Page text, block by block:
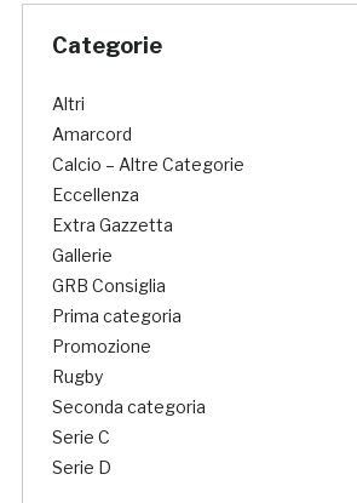
Categorie
Altri
Amarcord
Calcio – Altre Categorie
Eccellenza
Extra Gazzetta
Gallerie
GRB Consiglia
Prima categoria
Promozione
Rugby
Seconda categoria
Serie C
Serie D